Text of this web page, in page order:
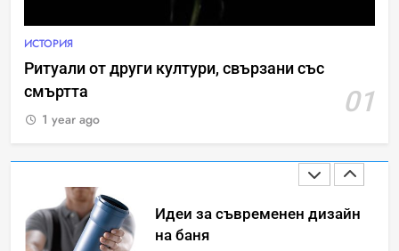
ИСТОРИЯ
Ритуали от други култури, свързани със
смъртта
01
1 year ago
възможност
ИНТЕРЕСНО ИСТОРИЯ
Идеи за съвременен дизайн
на баня